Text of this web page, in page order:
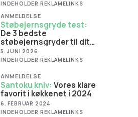
INDEHOLDER REKLAMELINKS
ANMELDELSE
Støbejernsgryde test:
De 3 bedste
støbejernsgryder til dit
køkken
5. JUNI 2026 ·
INDEHOLDER REKLAMELINKS
ANMELDELSE
Santoku kniv:
favorit i køkkenet i 2024
6. FEBRUAR 2024 ·
INDEHOLDER REKLAMELINKS